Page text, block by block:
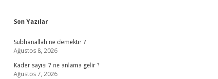
Sidebar
Son Yazılar
Subhanallah ne demektir ?
Ağustos 8, 2026
Kader sayısı 7 ne anlama gelir ?
Ağustos 7, 2026